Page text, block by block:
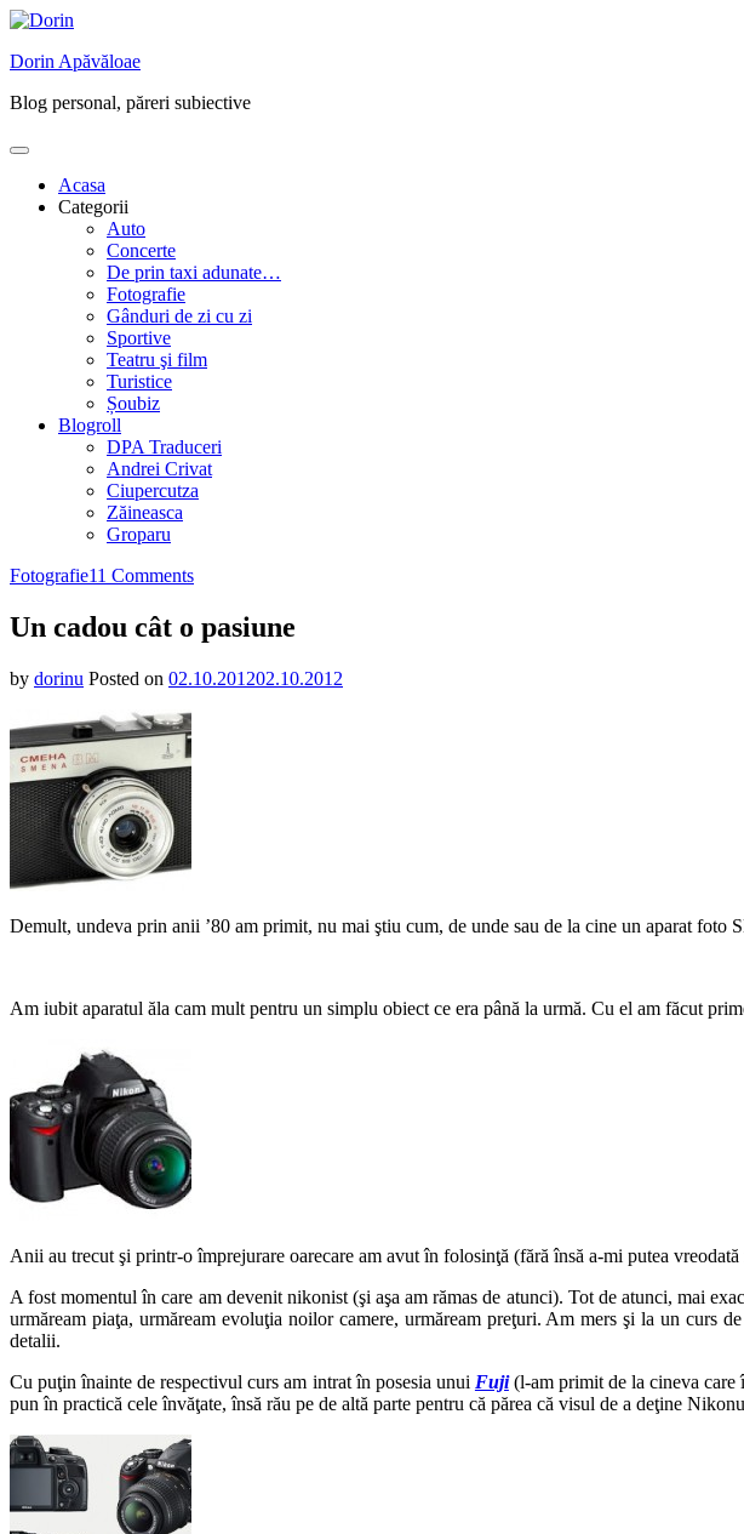
Skip
content
Dorin Apăvăloae
Blog personal, păreri subiective
Acasa
Categorii
Auto
Concerte
De prin taxi adunate…
Fotografie
Gânduri de zi cu zi
Sportive
Teatru şi film
Turistice
Șoubiz
Blogroll
DPA Traduceri
Andrei Crivat
Ciupercutza
Zăineasca
Groparu
Fotografie11 Commentson
cât
pasiune
Un cadou cât o pasiune
by dorinu Posted on 02.10.201202.10.2012
Demult, undeva prin anii ’80 am primit, nu mai ştiu cum, de unde sau de la cine un aparat foto
Am iubit aparatul ăla cam mult pentru un simplu obiect ce era până la urmă. Cu el am făcut
Anii au trecut şi printr-o împrejurare oarecare am avut în folosinţă (fără însă a-mi putea
A fost momentul în care am devenit nikonist (şi aşa am rămas de atunci). Tot de atunci, mai
urmăream piaţa, urmăream evoluţia noilor camere, urmăream preţuri. Am mers şi la un curs
detalii.
Cu puţin înainte de respectivul curs am intrat în posesia unui Fuji(l-am primit de la cineva care
pun în practică cele învăţate, însă rău pe de altă parte pentru că părea că visul de a deţine